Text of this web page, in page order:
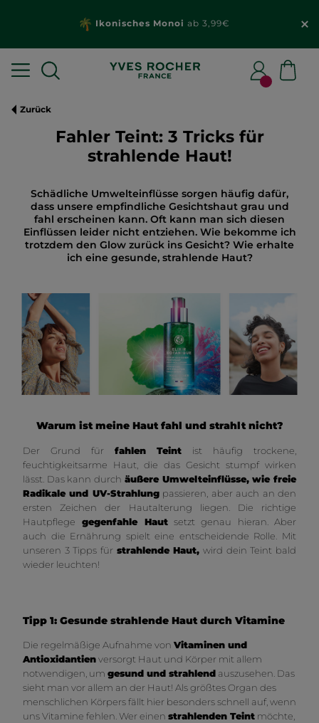
Ikonisches Monoi ab 3,99€
Zurück
Fahler Teint: 3 Tricks für
strahlende Haut!
Schädliche Umwelteinflüsse sorgen häufig dafür,
dass unsere empfindliche Gesichtshaut grau und
fahl erscheinen kann. Oft kann man sich diesen
Einflüssen leider nicht entziehen. Wie bekomme ich
trotzdem den Glow zurück ins Gesicht? Wie erhalte
ich eine gesunde, strahlende Haut?
Warum ist meine Haut fahl und strahlt nicht?
Der Grund für fahlen Teint ist häufig trockene,
feuchtigkeitsarme Haut, die das Gesicht stumpf wirken
lässt. Das kann durch äußere Umwelteinflüsse, wie freie
Radikale und UV-Strahlungpassieren, aber auch an den
ersten Zeichen der Hautalterung liegen. Die richtige
Hautpflege gegenfahle Hautsetzt genau hieran. Aber
auch die Ernährung spielt eine entscheidende Rolle. Mit
unseren 3 Tipps für strahlende Haut, wird dein Teint bald
wieder leuchten!
Tipp 1: Gesunde strahlende Haut durch Vitamine
Die regelmäßige Aufnahme von Vitaminen und
Antioxidantienversorgt Haut und Körper mit allem
notwendigen, um gesund und strahlend auszusehen. Das
sieht man vor allem an der Haut! Als größtes Organ des
menschlichen Körpers fällt hier besonders schnell auf, wenn
uns Vitamine fehlen. Wer einen strahlenden Teint möchte,